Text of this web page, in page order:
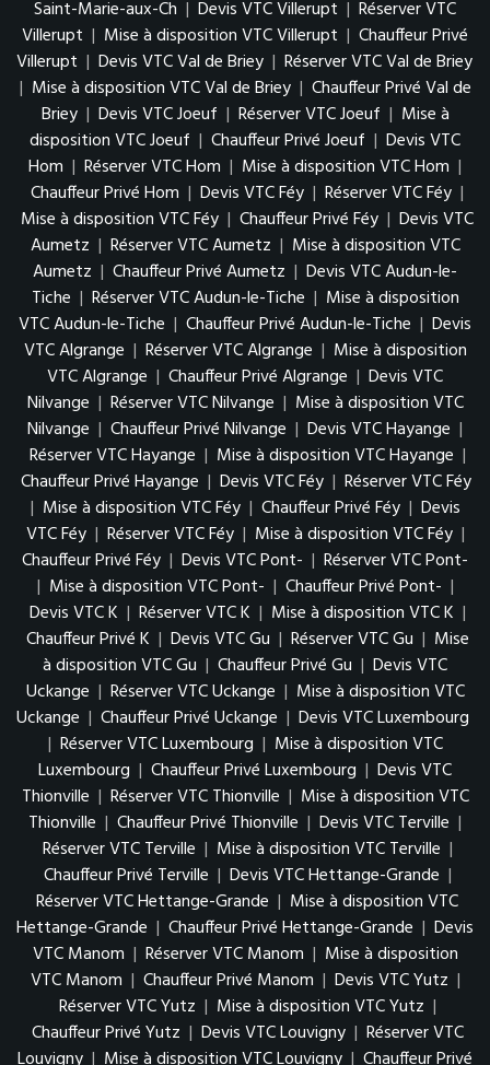
Saint-Marie-aux-Ch | Devis VTC Villerupt | Réserver VTC
Villerupt | Mise à disposition VTC Villerupt | Chauffeur Privé
Villerupt | Devis VTC Val de Briey | Réserver VTC Val de Briey
| Mise à disposition VTC Val de Briey | Chauffeur Privé Val de
Briey | Devis VTC Joeuf | Réserver VTC Joeuf | Mise à
disposition VTC Joeuf | Chauffeur Privé Joeuf | Devis VTC
Hom | Réserver VTC Hom | Mise à disposition VTC Hom |
Chauffeur Privé Hom | Devis VTC Féy | Réserver VTC Féy |
Mise à disposition VTC Féy | Chauffeur Privé Féy | Devis VTC
Aumetz | Réserver VTC Aumetz | Mise à disposition VTC
Aumetz | Chauffeur Privé Aumetz | Devis VTC Audun-le-
Tiche | Réserver VTC Audun-le-Tiche | Mise à disposition
VTC Audun-le-Tiche | Chauffeur Privé Audun-le-Tiche | Devis
VTC Algrange | Réserver VTC Algrange | Mise à disposition
VTC Algrange | Chauffeur Privé Algrange | Devis VTC
Nilvange | Réserver VTC Nilvange | Mise à disposition VTC
Nilvange | Chauffeur Privé Nilvange | Devis VTC Hayange |
Réserver VTC Hayange | Mise à disposition VTC Hayange |
Chauffeur Privé Hayange | Devis VTC Féy | Réserver VTC Féy
| Mise à disposition VTC Féy | Chauffeur Privé Féy | Devis
VTC Féy | Réserver VTC Féy | Mise à disposition VTC Féy |
Chauffeur Privé Féy | Devis VTC Pont- | Réserver VTC Pont-
| Mise à disposition VTC Pont- | Chauffeur Privé Pont- |
Devis VTC K | Réserver VTC K | Mise à disposition VTC K |
Chauffeur Privé K | Devis VTC Gu | Réserver VTC Gu | Mise
à disposition VTC Gu | Chauffeur Privé Gu | Devis VTC
Uckange | Réserver VTC Uckange | Mise à disposition VTC
Uckange | Chauffeur Privé Uckange | Devis VTC Luxembourg
| Réserver VTC Luxembourg | Mise à disposition VTC
Luxembourg | Chauffeur Privé Luxembourg | Devis VTC
Thionville | Réserver VTC Thionville | Mise à disposition VTC
Thionville | Chauffeur Privé Thionville | Devis VTC Terville |
Réserver VTC Terville | Mise à disposition VTC Terville |
Chauffeur Privé Terville | Devis VTC Hettange-Grande |
Réserver VTC Hettange-Grande | Mise à disposition VTC
Hettange-Grande | Chauffeur Privé Hettange-Grande | Devis
VTC Manom | Réserver VTC Manom | Mise à disposition
VTC Manom | Chauffeur Privé Manom | Devis VTC Yutz |
Réserver VTC Yutz | Mise à disposition VTC Yutz |
Chauffeur Privé Yutz | Devis VTC Louvigny | Réserver VTC